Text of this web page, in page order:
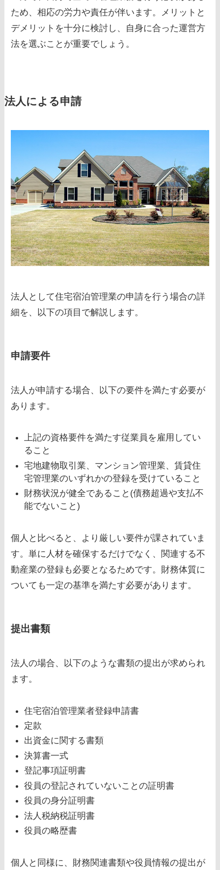
ため、相応の労力や責任が伴います。メリットと
デメリットを十分に検討し、自身に合った運営方
法を選ぶことが重要でしょう。
法人による申請
法人として住宅宿泊管理業の申請を行う場合の詳
細を、以下の項目で解説します。
申請要件
法人が申請する場合、以下の要件を満たす必要が
あります。
上記の資格要件を満たす従業員を雇用してい
ること
宅地建物取引業、マンション管理業、賃貸住
宅管理業のいずれかの登録を受けていること
財務状況が健全であること(債務超過や支払不
能でないこと)
個人と比べると、より厳しい要件が課されていま
す。単に人材を確保するだけでなく、関連する不
動産業の登録も必要となるためです。財務体質に
ついても一定の基準を満たす必要があります。
提出書類
法人の場合、以下のような書類の提出が求められ
ます。
住宅宿泊管理業者登録申請書
定款
出資金に関する書類
決算書一式
登記事項証明書
役員の登記されていないことの証明書
役員の身分証明書
法人税納税証明書
役員の略歴書
個人と同様に、財務関連書類や役員情報の提出が